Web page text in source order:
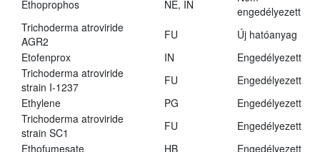
Ethoprophos
NE, IN
engedélyezett
Trichoderma atroviride
AGR2
FU
Új hatóanyag
Etofenprox
IN
Engedélyezett
Trichoderma atroviride
strain I-1237
FU
Engedélyezett
Ethylene
PG
Engedélyezett
Trichoderma atroviride
strain SC1
FU
Engedélyezett
Ethofumesate
HB
Engedélyezett